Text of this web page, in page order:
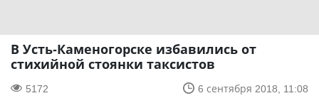
В Усть-Каменогорске избавились от
стихийной стоянки таксистов
5172 6 сентября 2018, 11:08